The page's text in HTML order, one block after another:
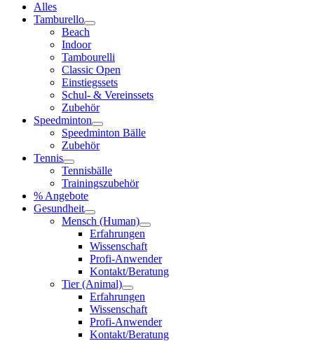
Alles
Tamburello
Beach
Indoor
Tambourelli
Classic Open
Einstiegssets
Schul- & Vereinssets
Zubehör
Speedminton
Speedminton Bälle
Zubehör
Tennis
Tennisbälle
Trainingszubehör
% Angebote
Gesundheit
Mensch (Human)
Erfahrungen
Wissenschaft
Profi-Anwender
Kontakt/Beratung
Tier (Animal)
Erfahrungen
Wissenschaft
Profi-Anwender
Kontakt/Beratung